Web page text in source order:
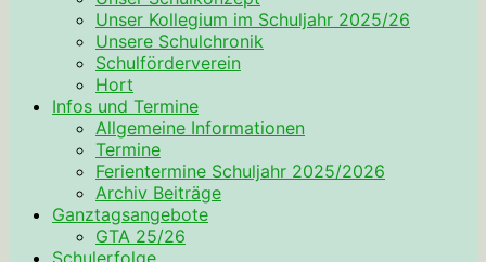
Unser Kollegium im Schuljahr 2025/26
Unsere Schulchronik
Schulförderverein
Hort
Infos und Termine
Allgemeine Informationen
Termine
Ferientermine Schuljahr 2025/2026
Archiv Beiträge
Ganztagsangebote
GTA 25/26
Schulerfolge